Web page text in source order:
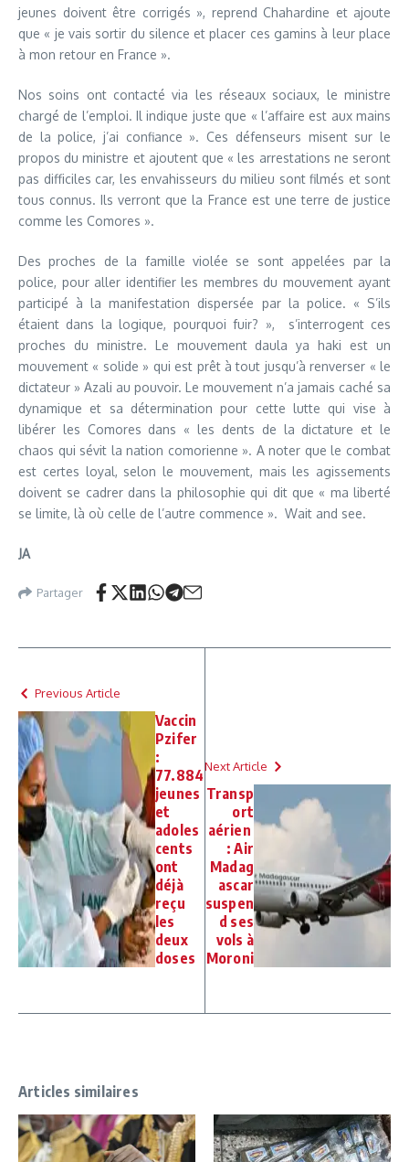
jeunes doivent être corrigés », reprend Chahardine et ajoute
que « je vais sortir du silence et placer ces gamins à leur place
à mon retour en France ».
Nos soins ont contacté via les réseaux sociaux, le ministre
chargé de l’emploi. Il indique juste que « l’affaire est aux mains
de la police, j’ai confiance ». Ces défenseurs misent sur le
propos du ministre et ajoutent que « les arrestations ne seront
pas difficiles car, les envahisseurs du milieu sont filmés et sont
tous connus. Ils verront que la France est une terre de justice
comme les Comores ».
Des proches de la famille violée se sont appelées par la
police, pour aller identifier les membres du mouvement ayant
participé à la manifestation dispersée par la police. « S’ils
étaient dans la logique, pourquoi fuir? », s’interrogent ces
proches du ministre. Le mouvement daula ya haki est un
mouvement « solide » qui est prêt à tout jusqu’à renverser « le
dictateur » Azali au pouvoir. Le mouvement n’a jamais caché sa
dynamique et sa détermination pour cette lutte qui vise à
libérer les Comores dans « les dents de la dictature et le
chaos qui sévit la nation comorienne ». A noter que le combat
est certes loyal, selon le mouvement, mais les agissements
doivent se cadrer dans la philosophie qui dit que « ma liberté
se limite, là où celle de l’autre commence ». Wait and see.
JA
Partager
Previous Article
Vaccin
Pzifer
:
77.884
jeunes
et
adoles
cents
ont
déjà
reçu
les
deux
doses
Next Article
Transp
ort
aérien
: Air
Madag
ascar
suspen
d ses
vols à
Moroni
Articles similaires